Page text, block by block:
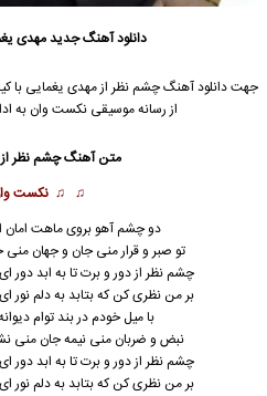
دانلود آهنگ جدیدمهدی
جهت دانلود آهنگ چشم نظر ازمهدی یغمایی
از رسانه موسیقی نکست وان به
متن آهنگ چشم نظر
♫ ♫ نکست
دو چشم آهو بروی ماهت امان
تو صبر و قرار منی جان و جهان
چشم نظر از دور و برت تا به ابد دور
بر من نظری کن که بتابد به دلم نور
با میل خودم در بند توام
نبض و ضربان منی نیمه جان منی
چشم نظر از دور و برت تا به ابد دور
بر من نظری کن که بتابد به دلم نور